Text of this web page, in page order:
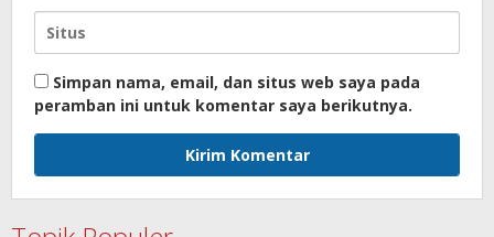
Simpan nama, email, dan situs web saya pada
peramban ini untuk komentar saya berikutnya.